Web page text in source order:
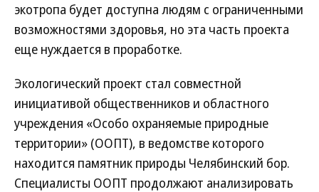
экотропа будет доступна людям с ограниченными
возможностями здоровья, но эта часть проекта
еще нуждается в проработке.
Экологический проект стал совместной
инициативой общественников и областного
учреждения «Особо охраняемые природные
территории» (ООПТ), в ведомстве которого
находится памятник природы Челябинский бор.
Специалисты ООПТ продолжают анализировать